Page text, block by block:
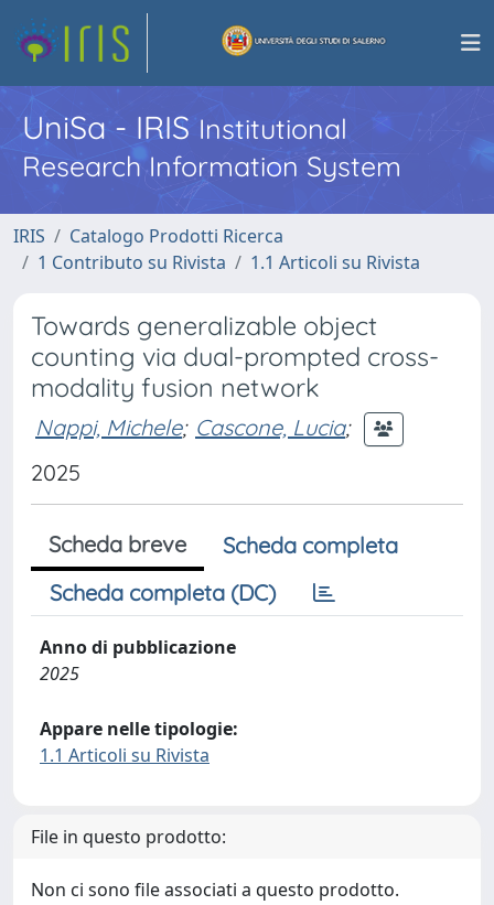
UniSa - IRISInstitutional
Research Information System
IRIS
Catalogo Prodotti Ricerca
1 Contributo su Rivista
1.1 Articoli su Rivista
Towards generalizable object
counting via dual-prompted cross-
modality fusion network
Nappi, Michele; Cascone, Lucia;
2025
Scheda breve
Scheda completa
Scheda completa (DC)
Anno di pubblicazione
2025
Appare nelle tipologie:
1.1 Articoli su Rivista
File in questo prodotto:
Non ci sono file associati a questo prodotto.